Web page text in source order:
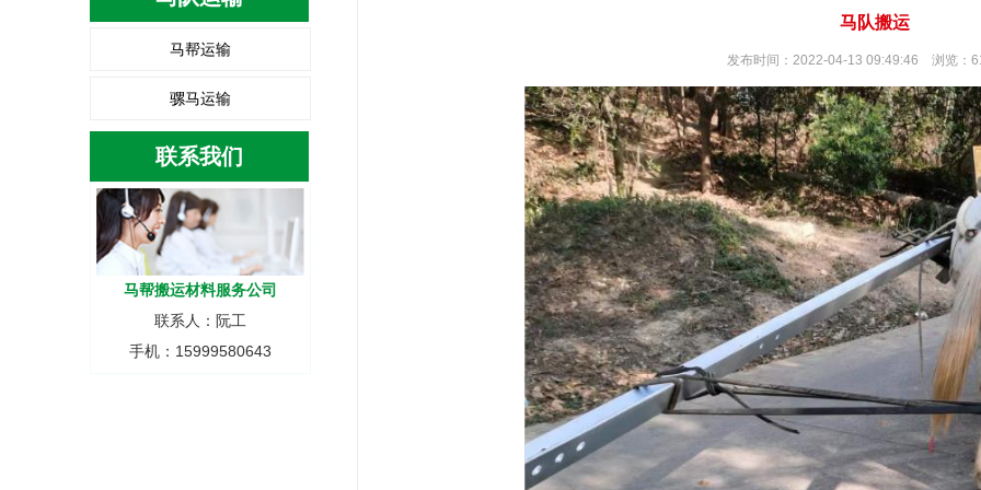
马帮运输
骡马运输
联系我们
马帮搬运材料服务公司
联系人：阮工
手机：15999580643
马队搬运
发布时间：2022-04-13 09:49:46 浏览：